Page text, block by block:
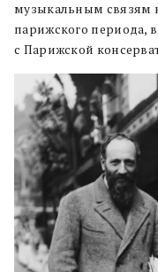
музыкальным связям
парижского периода,
с Парижской